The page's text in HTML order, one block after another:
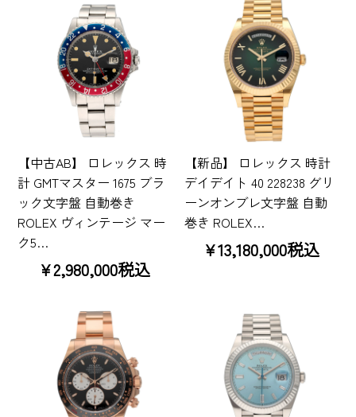
【中古AB】 ロレックス 時
計 GMTマスター 1675 ブラ
ック文字盤 自動巻き
ROLEX ヴィンテージ マー
ク5…
¥2,980,000税込
【新品】 ロレックス 時計
デイデイト 40 228238 グリ
ーンオンブレ文字盤 自動
巻き ROLEX…
¥13,180,000税込